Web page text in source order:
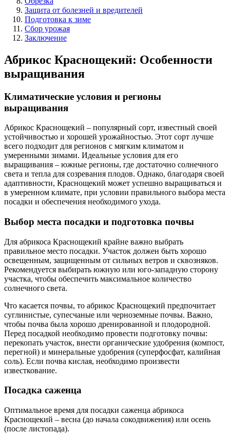
Защита от болезней и вредителей
Подготовка к зиме
Сбор урожая
Заключение
Абрикос Краснощекий: Особенности
выращивания
Климатические условия и регионы
выращивания
Абрикос Краснощекий – популярный сорт, известный своей
устойчивостью и хорошей урожайностью. Этот сорт лучше
всего подходит для регионов с мягким климатом и
умеренными зимами. Идеальные условия для его
выращивания – южные регионы, где достаточно солнечного
света и тепла для созревания плодов. Однако, благодаря своей
адаптивности, Краснощекий может успешно выращиваться и
в умеренном климате, при условии правильного выбора места
посадки и обеспечения необходимого ухода.
Выбор места посадки и подготовка почвы
Для абрикоса Краснощекий крайне важно выбрать
правильное место посадки. Участок должен быть хорошо
освещенным, защищенным от сильных ветров и сквозняков.
Рекомендуется выбирать южную или юго-западную сторону
участка, чтобы обеспечить максимальное количество
солнечного света.
Что касается почвы, то абрикос Краснощекий предпочитает
суглинистые, супесчаные или черноземные почвы. Важно,
чтобы почва была хорошо дренированной и плодородной.
Перед посадкой необходимо провести подготовку почвы:
перекопать участок, внести органические удобрения (компост,
перегной) и минеральные удобрения (суперфосфат, калийная
соль). Если почва кислая, необходимо произвести
известкование.
Посадка саженца
Оптимальное время для посадки саженца абрикоса
Краснощекий – весна (до начала сокодвижения) или осень
(после листопада).